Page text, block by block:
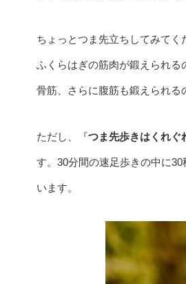
ちょっとつま先立ちしてみて
ふくらはぎの筋肉が鍛えられ
骨筋、さらに腹筋も鍛えられる
ただし、『つま先歩きはくれぐ
す。30分間の速足歩きの中に
います。